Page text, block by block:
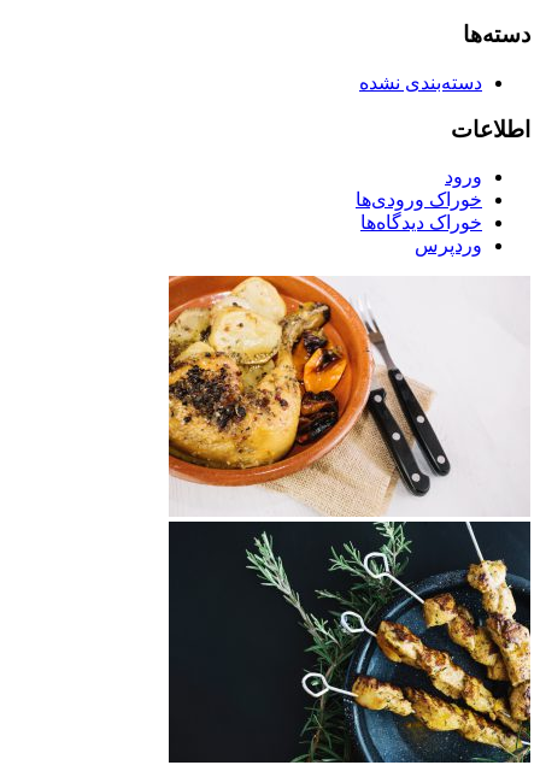
دسته‌ها
دسته‌بندی نشده
اطلاعات
ورود
خوراک ورودی‌ها
خوراک دیدگاه‌ها
وردپرس